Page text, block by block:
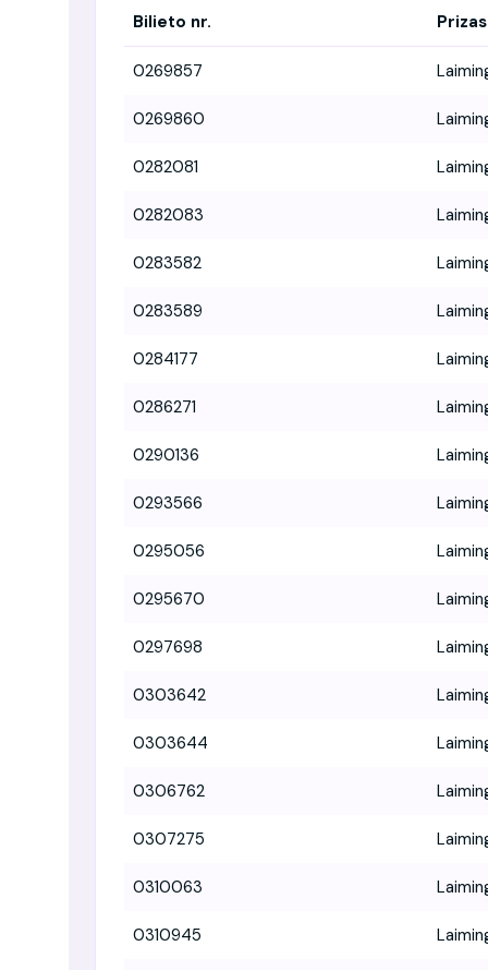
Bilieto nr. Prizas
0269857
0269860
0282081
0282083
0283582
0283589
0284177
0286271
0290136
0293566
0295056
0295670
0297698
0303642
0303644
0306762
0307275
0310063
0310945